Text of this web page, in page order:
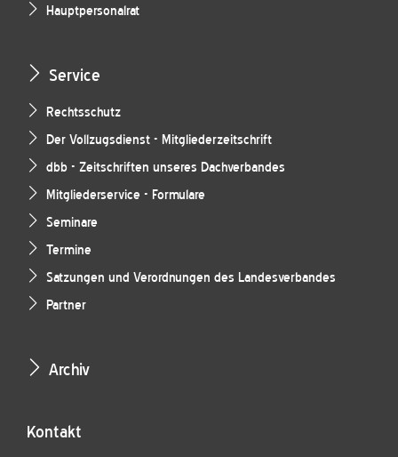
Hauptpersonalrat
Service
Rechtsschutz
Der Vollzugsdienst - Mitgliederzeitschrift
dbb - Zeitschriften unseres Dachverbandes
Mitgliederservice - Formulare
Seminare
Termine
Satzungen und Verordnungen des Landesverbandes
Partner
Archiv
Kontakt